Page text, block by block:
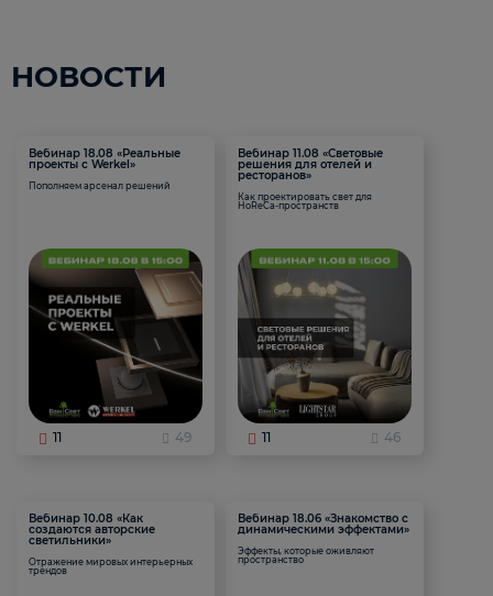
НОВОСТИ
Вебинар 18.08 «Реальные
проекты с Werkel»
Пополняем арсенал решений
11 49
Вебинар 11.08 «Световые
решения для отелей и
ресторанов»
Как проектировать свет для
HoReCa-пространств
11 46
Вебинар 10.08 «Как
создаются авторские
светильники»
Отражение мировых интерьерных
трендов
Вебинар 18.06 «Знакомство с
динамическими эффектами»
Эффекты, которые оживляют
пространство